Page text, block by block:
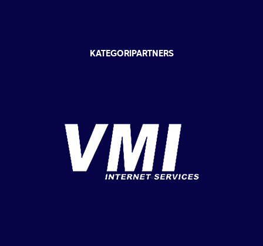
KATEGORIPARTNERS